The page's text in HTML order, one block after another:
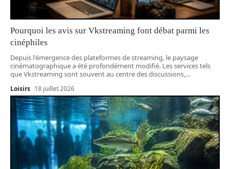
Pourquoi les avis sur Vkstreaming font débat parmi les
cinéphiles
Depuis l'émergence des plateformes de streaming, le paysage
cinématographique a été profondément modifié. Les services tels
que Vkstreaming sont souvent au centre des discussions,…
Loisirs 18 juillet 2026